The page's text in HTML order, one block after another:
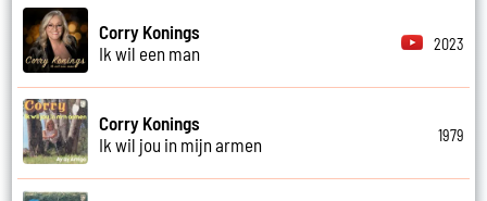
Corry Konings
Ik wil een man
2023
Corry Konings
Ik wil jou in mijn armen
1979